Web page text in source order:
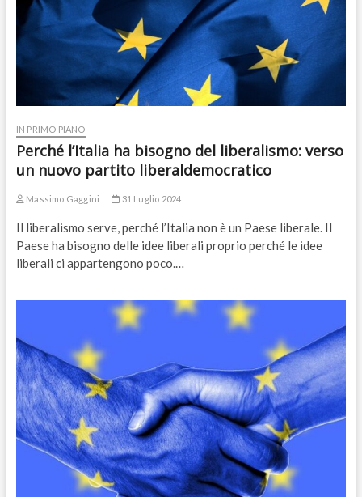
IN PRIMO PIANO
Perché l’Italia ha bisogno del liberalismo: verso
un nuovo partito liberaldemocratico
Massimo Gaggini 31 Luglio 2024
Il liberalismo serve, perché l’Italia non è un Paese liberale. Il
Paese ha bisogno delle idee liberali proprio perché le idee
liberali ci appartengono poco.…